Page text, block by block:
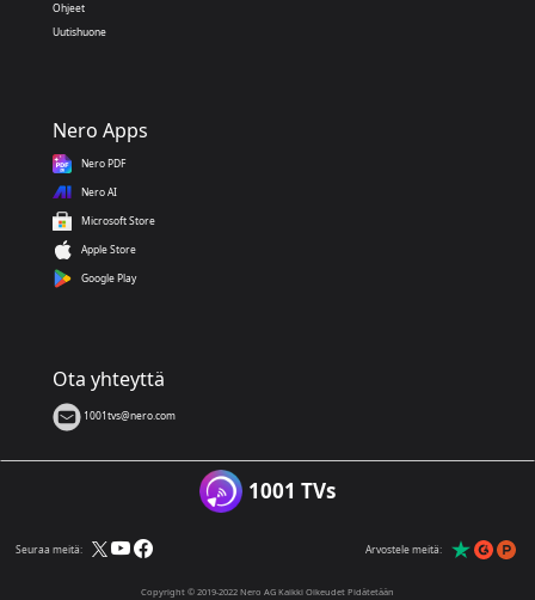
Ohjeet
Uutishuone
Nero Apps
Nero PDF
Nero AI
Microsoft Store
Apple Store
Google Play
Ota yhteyttä
1001tvs@nero.com
1001 TVs
Seuraa meitä: Arvostele meitä:
Copyright © 2019-2022 Nero AG Kaikki Oikeudet Pidätetään